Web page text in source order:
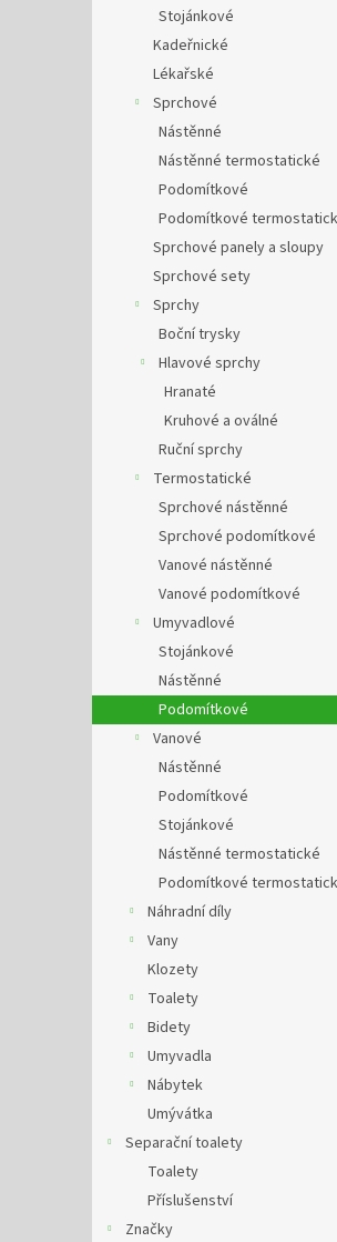
Stojánkové
Kadeřnické
Lékařské
Sprchové
Nástěnné
Nástěnné termostatické
Podomítkové
Podomítkové
Sprchové panely a sloupy
Sprchové sety
Sprchy
Boční trysky
Hlavové sprchy
Hranaté
Kruhové a oválné
Ruční sprchy
Termostatické
Sprchové nástěnné
Sprchové podomítkové
Vanové nástěnné
Vanové podomítkové
Umyvadlové
Stojánkové
Nástěnné
Podomítkové
Vanové
Nástěnné
Podomítkové
Stojánkové
Nástěnné termostatické
Podomítkové
Náhradní díly
Vany
Klozety
Toalety
Bidety
Umyvadla
Nábytek
Umývátka
Separační toalety
Toalety
Příslušenství
Značky